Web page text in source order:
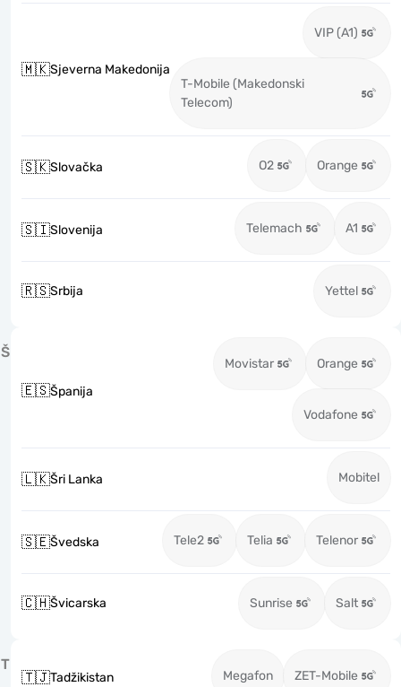
🇲🇰Sjeverna Makedonija
VIP (A1)
T-Mobile (Makedonski
Telecom)
🇸🇰Slovačka O2 Orange
🇸🇮Slovenija Telemach A1
🇷🇸Srbija Yettel
Š
🇪🇸Španija
Movistar Orange
Vodafone
🇱🇰Šri Lanka Mobitel
🇸🇪Švedska Tele2 Telia Telenor
🇨🇭Švicarska Sunrise Salt
T
🇹🇯Tadžikistan Megafon ZET-Mobile